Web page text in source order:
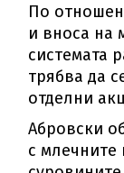
По
и вноса на
системата
трябва да
отделни
Абровски
с млечните